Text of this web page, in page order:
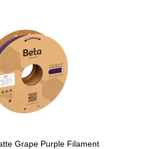
Grape Purple Filament